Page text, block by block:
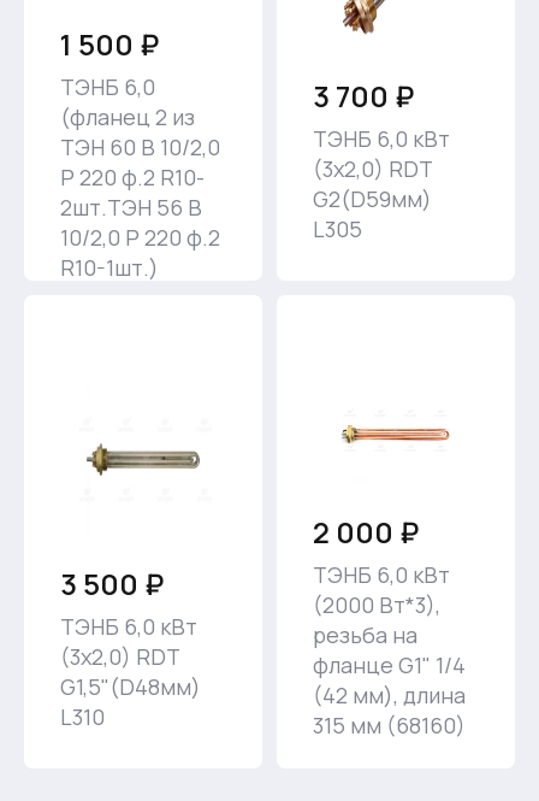
1 500 ₽
ТЭНБ 6,0
(фланец 2 из
ТЭН 60 В 10/2,0
Р 220 ф.2 R10-
2шт.ТЭН 56 В
10/2,0 P 220 ф.2
R10-1шт.)
3 700 ₽
ТЭНБ 6,0 кВт
(3х2,0) RDT
G2(D59мм)
L305
3 500 ₽
ТЭНБ 6,0 кВт
(3х2,0) RDT
G1,5"(D48мм)
L310
2 000 ₽
ТЭНБ 6,0 кВт
(2000 Вт*3),
резьба на
фланце G1" 1/4
(42 мм), длина
315 мм (68160)